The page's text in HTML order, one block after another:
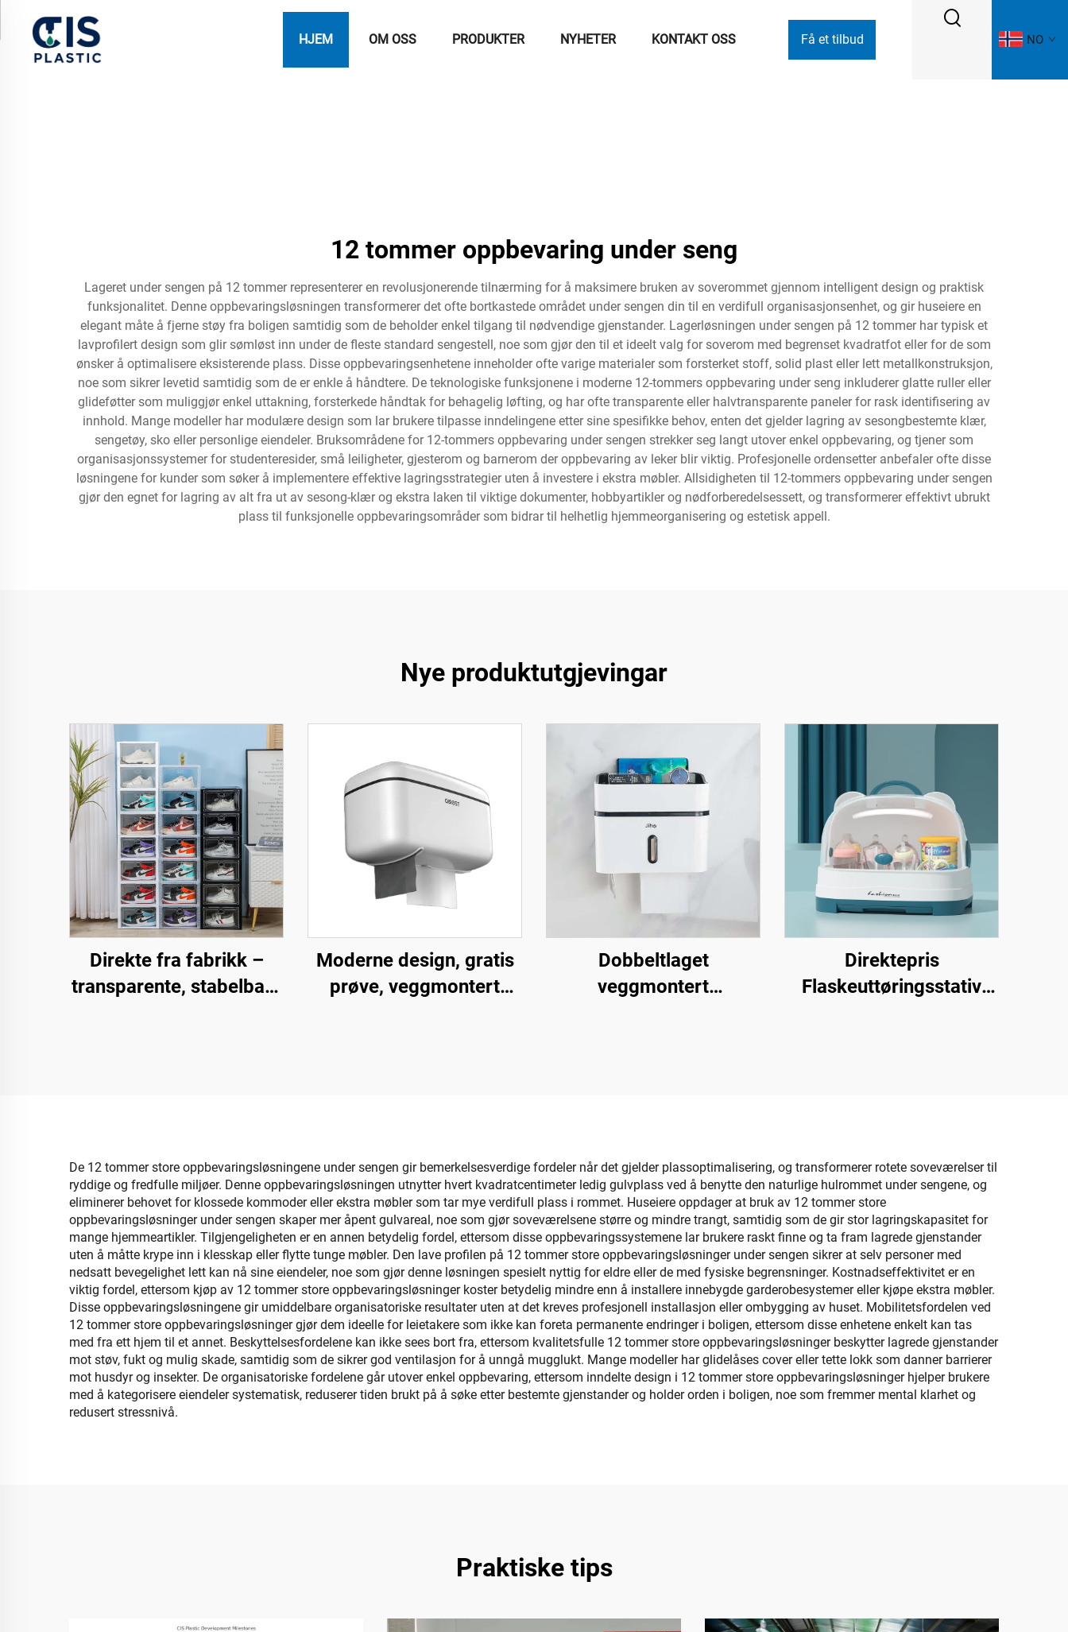
HJEM OM OSS PRODUKTER NYHETER KONTAKT OSS Få et tilbud NO
12 tommer oppbevaring under seng
Lageret under sengen på 12 tommer representerer en revolusjonerende tilnærming for å maksimere bruken av soverommet gjennom intelligent design og praktisk
funksjonalitet. Denne oppbevaringsløsningen transformerer det ofte bortkastede området under sengen din til en verdifull organisasjonsenhet, og gir huseiere en
elegant måte å fjerne støy fra boligen samtidig som de beholder enkel tilgang til nødvendige gjenstander. Lagerløsningen under sengen på 12 tommer har typisk et
lavprofilert design som glir sømløst inn under de fleste standard sengestell, noe som gjør den til et ideelt valg for soverom med begrenset kvadratfot eller for de som
ønsker å optimalisere eksisterende plass. Disse oppbevaringsenhetene inneholder ofte varige materialer som forsterket stoff, solid plast eller lett metallkonstruksjon,
noe som sikrer levetid samtidig som de er enkle å håndtere. De teknologiske funksjonene i moderne 12-tommers oppbevaring under seng inkluderer glatte ruller eller
glideføtter som muliggjør enkel uttakning, forsterkede håndtak for behagelig løfting, og har ofte transparente eller halvtransparente paneler for rask identifisering av
innhold. Mange modeller har modulære design som lar brukere tilpasse inndelingene etter sine spesifikke behov, enten det gjelder lagring av sesongbestemte klær,
sengetøy, sko eller personlige eiendeler. Bruksområdene for 12-tommers oppbevaring under sengen strekker seg langt utover enkel oppbevaring, og tjener som
organisasjonssystemer for studenteresider, små leiligheter, gjesterom og barnerom der oppbevaring av leker blir viktig. Profesjonelle ordensetter anbefaler ofte disse
løsningene for kunder som søker å implementere effektive lagringsstrategier uten å investere i ekstra møbler. Allsidigheten til 12-tommers oppbevaring under sengen
gjør den egnet for lagring av alt fra ut av sesong-klær og ekstra laken til viktige dokumenter, hobbyartikler og nødforberedelsessett, og transformerer effektivt ubrukt
plass til funksjonelle oppbevaringsområder som bidrar til helhetlig hjemmeorganisering og estetisk appell.
Nye produktutgjevingar
Direkte fra fabrikk –
transparente, stabelbare
Moderne design, gratis
prøve, veggmontert
Dobbeltlaget
veggmontert
Direktepris
Flaskeuttøringsstativ
De 12 tommer store oppbevaringsløsningene under sengen gir bemerkelsesverdige fordeler når det gjelder plassoptimalisering, og transformerer rotete soveværelser til
ryddige og fredfulle miljøer. Denne oppbevaringsløsningen utnytter hvert kvadratcentimeter ledig gulvplass ved å benytte den naturlige hulrommet under sengene, og
eliminerer behovet for klossede kommoder eller ekstra møbler som tar mye verdifull plass i rommet. Huseiere oppdager at bruk av 12 tommer store
oppbevaringsløsninger under sengen skaper mer åpent gulvareal, noe som gjør soveværelsene større og mindre trangt, samtidig som de gir stor lagringskapasitet for
mange hjemmeartikler. Tilgjengeligheten er en annen betydelig fordel, ettersom disse oppbevaringssystemene lar brukere raskt finne og ta fram lagrede gjenstander
uten å måtte krype inn i klesskap eller flytte tunge møbler. Den lave profilen på 12 tommer store oppbevaringsløsninger under sengen sikrer at selv personer med
nedsatt bevegelighet lett kan nå sine eiendeler, noe som gjør denne løsningen spesielt nyttig for eldre eller de med fysiske begrensninger. Kostnadseffektivitet er en
viktig fordel, ettersom kjøp av 12 tommer store oppbevaringsløsninger koster betydelig mindre enn å installere innebygde garderobesystemer eller kjøpe ekstra møbler.
Disse oppbevaringsløsningene gir umiddelbare organisatoriske resultater uten at det kreves profesjonell installasjon eller ombygging av huset. Mobilitetsfordelen ved
12 tommer store oppbevaringsløsninger gjør dem ideelle for leietakere som ikke kan foreta permanente endringer i boligen, ettersom disse enhetene enkelt kan tas
med fra ett hjem til et annet. Beskyttelsesfordelene kan ikke sees bort fra, ettersom kvalitetsfulle 12 tommer store oppbevaringsløsninger beskytter lagrede gjenstander
mot støv, fukt og mulig skade, samtidig som de sikrer god ventilasjon for å unngå mugglukt. Mange modeller har glidelåses cover eller tette lokk som danner barrierer
mot husdyr og insekter. De organisatoriske fordelene går utover enkel oppbevaring, ettersom inndelte design i 12 tommer store oppbevaringsløsninger hjelper brukere
med å kategorisere eiendeler systematisk, reduserer tiden brukt på å søke etter bestemte gjenstander og holder orden i boligen, noe som fremmer mental klarhet og
redusert stressnivå.
Praktiske tips